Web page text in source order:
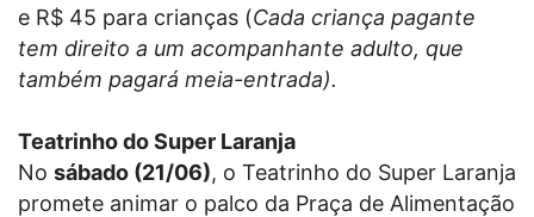
e R$ 45 para crianças (Cada criança pagante
tem direito a um acompanhante adulto, que
também pagará meia-entrada).
Teatrinho do Super Laranja
No sábado (21/06), o Teatrinho do Super Laranja
promete animar o palco da Praça de Alimentação